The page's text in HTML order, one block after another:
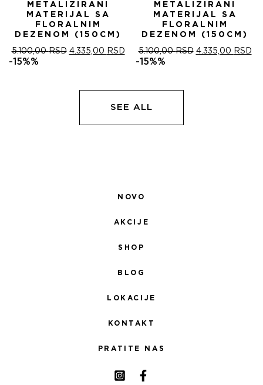
METALIZIRANI
MATERIJAL SA
FLORALNIM
DEZENOM (150CM)
5.100,00RSD ОРИГИНАЛНА
5.100,00 RSD.
4.335,00 RSDТРЕНУТНА
ЦЕНА
-15%%
METALIZIRANI
MATERIJAL SA
FLORALNIM
DEZENOM (150CM)
5.100,00RSD ОРИГИНАЛНА
4.335,00 RSD
-15%%
SEE ALL
NOVO
AKCIJE
SHOP
BLOG
LOKACIJE
KONTAKT
PRATITE NAS